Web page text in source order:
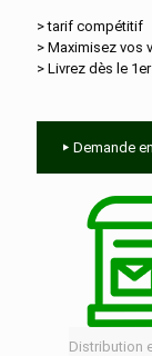
> tarif compétitif
> Maximisez vos
> Livrez dès le
Demande
Distribution